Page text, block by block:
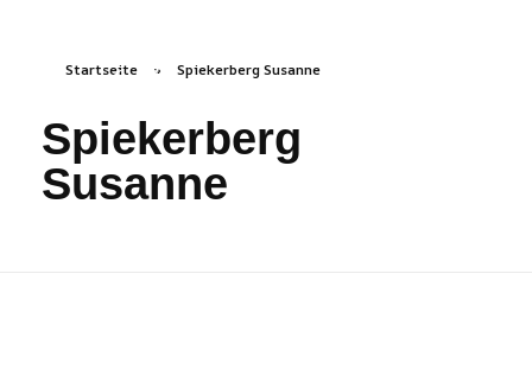
freizeichen.online
Startseite » Spiekerberg Susanne
Spiekerberg
Susanne